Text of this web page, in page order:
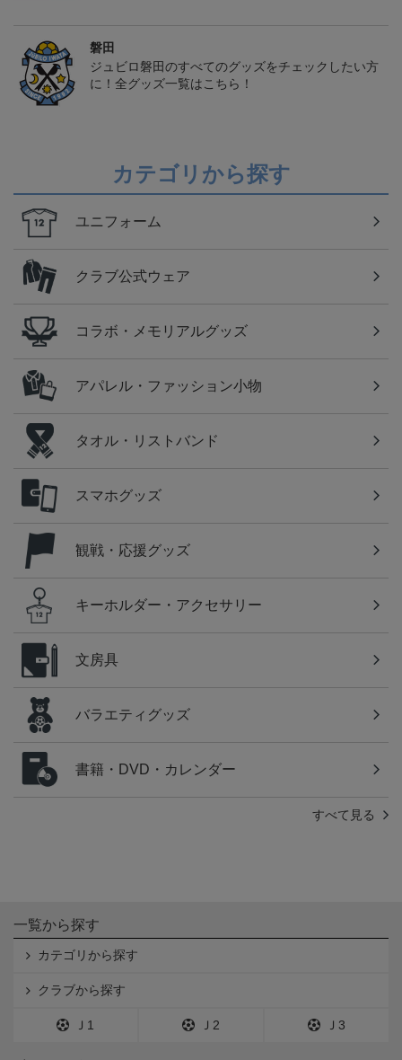
磐田
ジュビロ磐田のすべてのグッズをチェックしたい方
に！全グッズ一覧はこちら！
カテゴリから探す
ユニフォーム
クラブ公式ウェア
コラボ・メモリアルグッズ
アパレル・ファッション小物
タオル・リストバンド
スマホグッズ
観戦・応援グッズ
キーホルダー・アクセサリー
文房具
バラエティグッズ
書籍・DVD・カレンダー
すべて見る
一覧から探す
カテゴリから探す
クラブから探す
Ｊ1 Ｊ2 Ｊ3